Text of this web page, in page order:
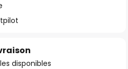
disponibles